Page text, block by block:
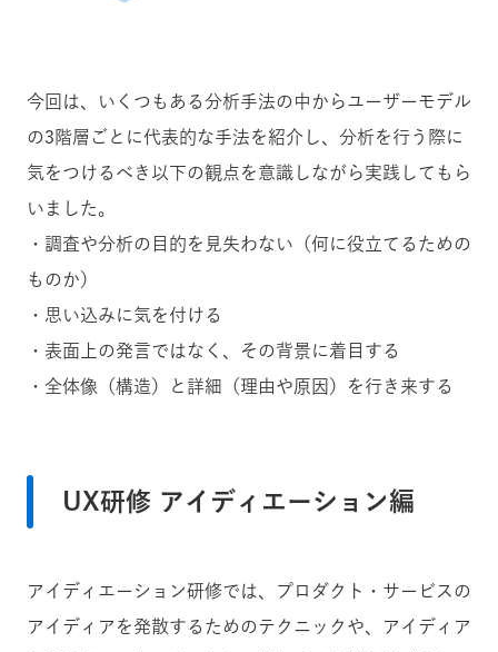
今回は、いくつもある分析手法の中からユーザーモデル
の3階層ごとに代表的な手法を紹介し、分析を行う際に
気をつけるべき以下の観点を意識しながら実践してもら
いました。
・調査や分析の目的を見失わない（何に役立てるための
ものか）
・思い込みに気を付ける
・表面上の発言ではなく、その背景に着目する
・全体像（構造）と詳細（理由や原因）を行き来する
UX研修 アイディエーション編
アイディエーション研修では、プロダクト・サービスの
アイディアを発散するためのテクニックや、アイディア